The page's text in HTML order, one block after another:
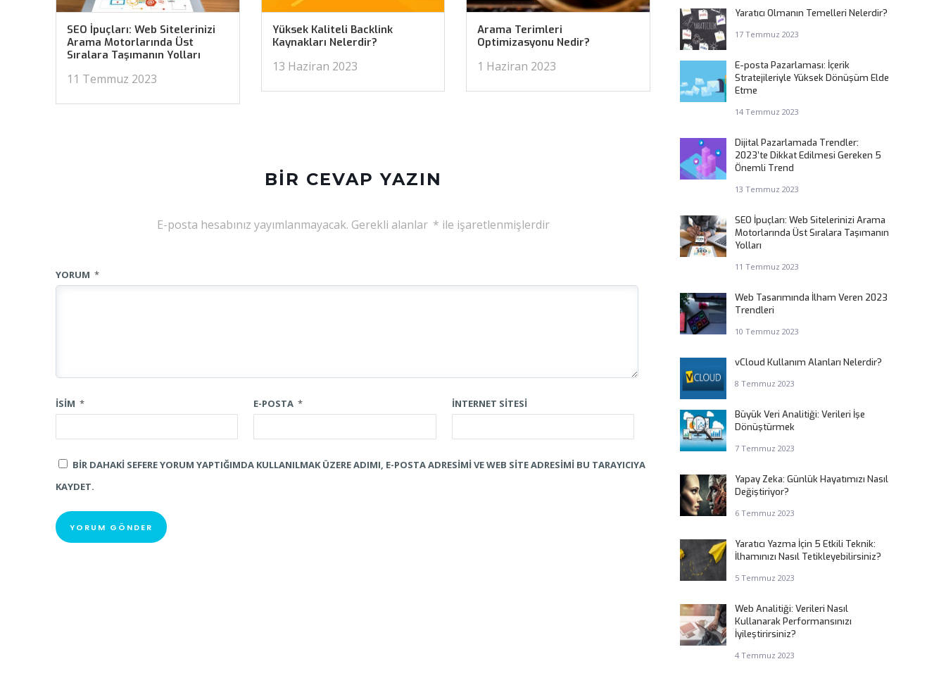
SEO İpuçları: Web Sitelerinizi
Arama Motorlarında Üst
Sıralara Taşımanın Yolları
11 Temmuz 2023
Yüksek Kaliteli Backlink
Kaynakları Nelerdir?
13 Haziran 2023
Arama Terimleri
Optimizasyonu Nedir?
1 Haziran 2023
BIR CEVAP YAZIN
E-posta hesabınız yayımlanmayacak. Gerekli alanlar * ile işaretlenmişlerdir
YORUM *
İSIM * E-POSTA * İNTERNET SITESI
BIR DAHAKI SEFERE YORUM YAPTIĞIMDA KULLANILMAK ÜZERE ADIMI, E-POSTA ADRESIMI VE WEB SITE ADRESIMI BU TARAYICIYA
KAYDET.
Yaratıcı Olmanın Temelleri Nelerdir?
17 Temmuz 2023
E-posta Pazarlaması: İçerik
Stratejileriyle Yüksek Dönüşüm Elde
Etme
14 Temmuz 2023
Dijital Pazarlamada Trendler:
2023’te Dikkat Edilmesi Gereken 5
Önemli Trend
13 Temmuz 2023
SEO İpuçları: Web Sitelerinizi Arama
Motorlarında Üst Sıralara Taşımanın
Yolları
11 Temmuz 2023
Web Tasarımında İlham Veren 2023
Trendleri
10 Temmuz 2023
vCloud Kullanım Alanları Nelerdir?
8 Temmuz 2023
Büyük Veri Analitiği: Verileri İşe
Dönüştürmek
7 Temmuz 2023
Yapay Zeka: Günlük Hayatımızı Nasıl
Değiştiriyor?
6 Temmuz 2023
Yaratıcı Yazma İçin 5 Etkili Teknik:
İlhamınızı Nasıl Tetikleyebilirsiniz?
5 Temmuz 2023
Web Analitiği: Verileri Nasıl
Kullanarak Performansınızı
İyileştirirsiniz?
4 Temmuz 2023